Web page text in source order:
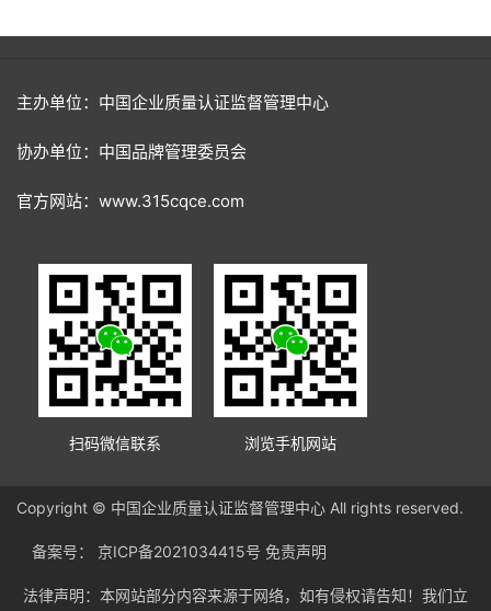
主办单位：中国企业质量认证监督管理中心
协办单位：中国品牌管理委员会
官方网站：www.315cqce.com
扫码微信联系 浏览手机网站
Copyright © 中国企业质量认证监督管理中心 All rights reserved.
备案号： 京ICP备2021034415号 免责声明
法律声明：本网站部分内容来源于网络，如有侵权请告知！我们立